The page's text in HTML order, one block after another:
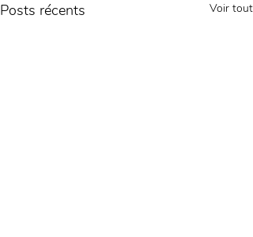
Posts récents Voir tout